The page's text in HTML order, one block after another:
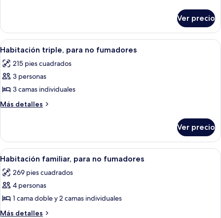
individuales,
para
no
fumadores
estándar,
camas
para
no
Ver precio
Abrir
todas
las
fotos
de
Habitación
no
fumadores
Una habitación de hotel con dos
8
Habitación triple, para no fumadores
215 pies cuadrados
3 personas
3 camas individuales
Más detalles
Más
triple,
para
no
Ver precio
Abrir
todas
las
fotos
de
Habitación
Habitación de hotel con cama,
12
Habitación familiar, para no fumadores
269 pies cuadrados
4 personas
1 cama doble y 2 camas individuales
Más detalles
Más